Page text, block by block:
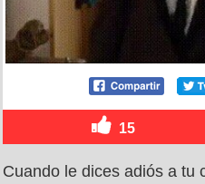
15
Cuando le dices adiós a tu